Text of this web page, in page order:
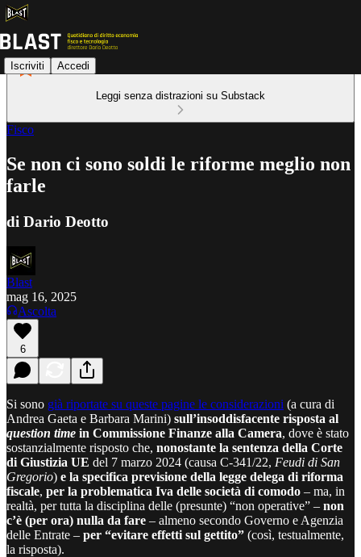
Iscriviti Accedi
Leggi senza distrazioni su Substack
Fisco
Se non ci sono soldi le riforme meglio non
farle
di Dario Deotto
Blast
mag 16, 2025
Ascolta
6
Si sono già riportate su queste pagine le considerazioni (a cura di
Andrea Gaeta e Barbara Marini) sull’insoddisfacente risposta al
question time in Commissione Finanze alla Camera, dove è stato
sostanzialmente risposto che, nonostante la sentenza della Corte
di Giustizia UE del 7 marzo 2024 (causa C-341/22, Feudi di San
Gregorio) e la specifica previsione della legge delega di riforma
fiscale, per la problematica Iva delle società di comodo – ma, in
realtà, per tutta la disciplina delle (presunte) “non operative” – non
c’è (per ora) nulla da fare – almeno secondo Governo e Agenzia
delle Entrate – per “evitare effetti sul gettito” (così, testualmente,
la risposta).